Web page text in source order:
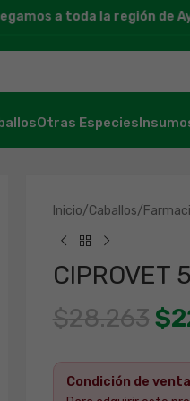
a toda la región de
Otras Especies
Inicio/Caballos/
$28.263 $
Condición de